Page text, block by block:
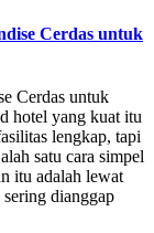
Cerdas untuk
Cerdas untuk
hotel yang kuat itu
lengkap, tapi
satu cara simpel
itu adalah lewat
dianggap